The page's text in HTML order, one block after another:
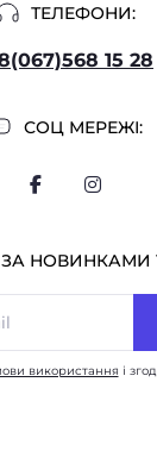
ТЕЛЕФОНИ:
15 28
СОЦ МЕРЕЖІ:
ЗА НОВИНКАМИ
використання і